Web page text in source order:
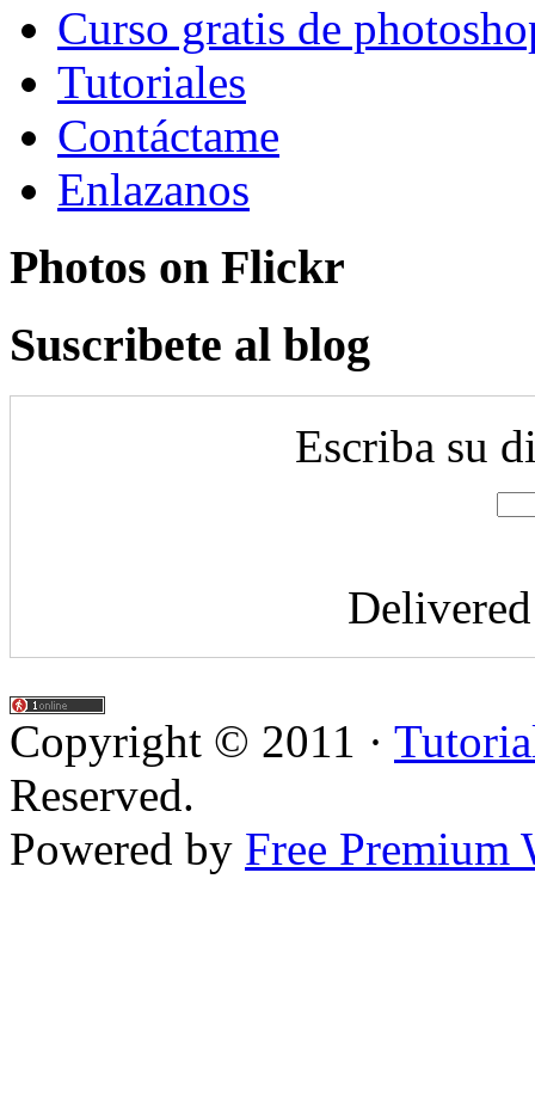
Curso gratis de
Tutoriales
Contáctame
Enlazanos
Photos on Flickr
Suscribete al blog
Escriba su
Copyright © 2011 ·
Reserved.
Powered by Free Premium